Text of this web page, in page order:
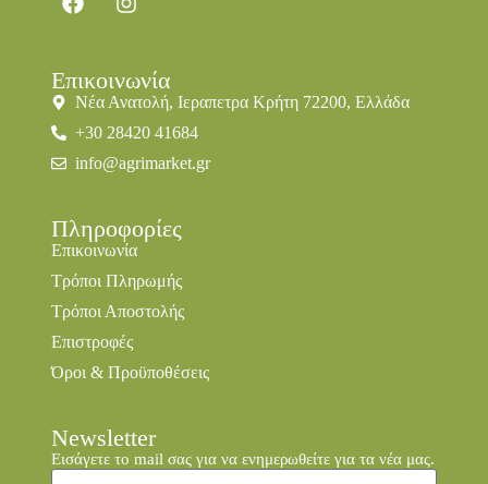
Επικοινωνία
Νέα Ανατολή, Ιεραπετρα Κρήτη 72200, Ελλάδα
+30 28420 41684
info@agrimarket.gr
Πληροφορίες
Επικοινωνία
Τρόποι Πληρωμής
Τρόποι Αποστολής
Επιστροφές
Όροι & Προϋποθέσεις
Newsletter
Εισάγετε το mail σας για να ενημερωθείτε για τα νέα μας.